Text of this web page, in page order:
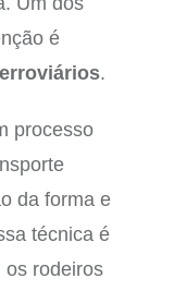
é
.
processo
da forma e
técnica é
os rodeiros